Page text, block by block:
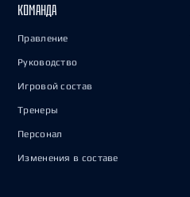
КОМАНДА
Правление
Руководство
Игровой состав
Тренеры
Персонал
Изменения в составе